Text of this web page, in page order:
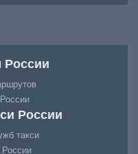
России
такси
России